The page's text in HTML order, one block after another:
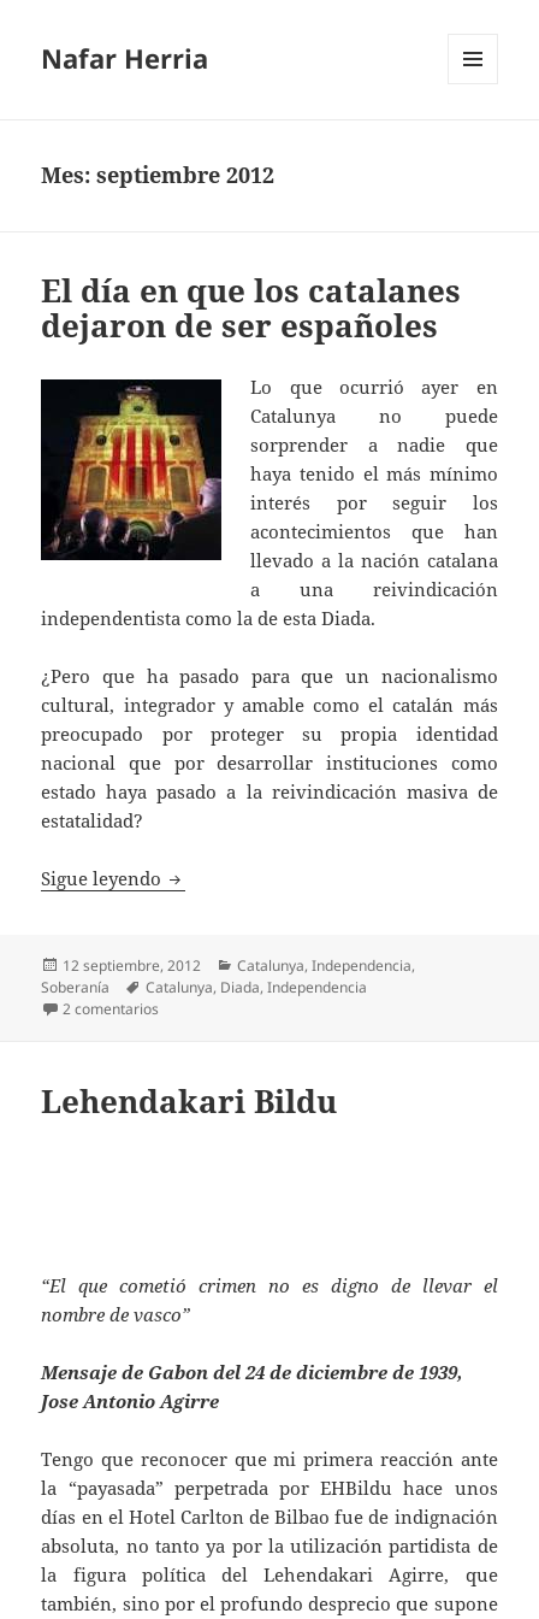
Nafar Herria
Mes:septiembre 2012
El día en que los catalanes
dejaron de ser españoles
Lo que ocurrió ayer en
Catalunya no puede
sorprender a nadie que
haya tenido el más mínimo
interés por seguir los
acontecimientos que han
llevado a la nación catalana
a una reivindicación
independentista como la de esta Diada.
¿Pero que ha pasado para que un nacionalismo
cultural, integrador y amable como el catalán más
preocupado por proteger su propia identidad
nacional que por desarrollar instituciones como
estado haya pasado a la reivindicación masiva de
estatalidad?
Sigue leyendo El día en que los catalanes dejaron de ser
Publicado
el
12 septiembre, 2012 Categorías
Catalunya,Independencia,
Soberanía
Etiquetas
Catalunya, Diada,Independencia
2 comentarios
Lehendakari Bildu
“El que cometió crimen no es digno de llevar el
nombre de vasco”
Mensaje de Gabon del 24 de diciembre de 1939,
Jose Antonio Agirre
Tengo que reconocer que mi primera reacción ante
la “payasada” perpetrada por EHBildu hace unos
días en el Hotel Carlton de Bilbao fue de indignación
absoluta, no tanto ya por la utilización partidista de
la figura política del Lehendakari Agirre, que
también, sino por el profundo desprecio que supone